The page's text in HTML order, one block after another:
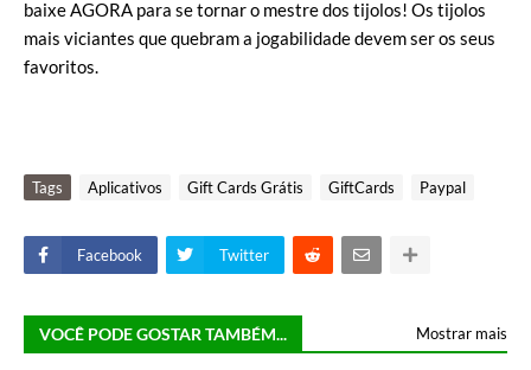
baixe AGORA para se tornar o mestre dos tijolos! Os tijolos
mais viciantes que quebram a jogabilidade devem ser os seus
favoritos.
Tags Aplicativos Gift Cards Grátis GiftCards Paypal
Facebook Twitter
VOCÊ PODE GOSTAR TAMBÉM... Mostrar mais